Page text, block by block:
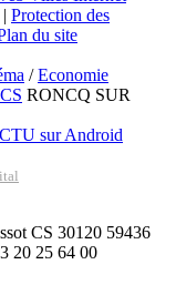
| Protection des
du site
/Economie
RONCQ SUR
CS 30120 59436
20 25 64 00